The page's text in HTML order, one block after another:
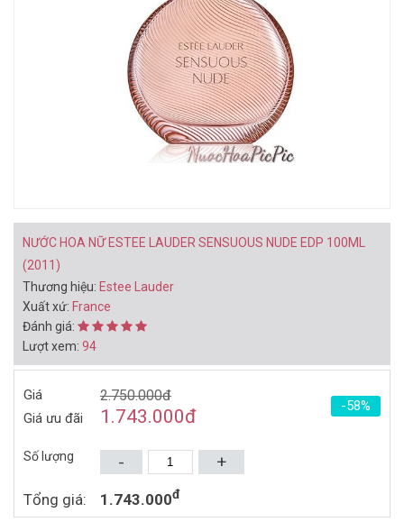
NƯỚC HOA NỮ ESTEE LAUDER SENSUOUS NUDE EDP 100ML
(2011)
Thương hiệu: Estee Lauder
Xuất xứ: France
Đánh giá:
Lượt xem: 94
Giá 2.750.000đ
Giá ưu đãi 1.743.000đ -58%
Số lượng +
-
Tổng giá: 1.743.000đ
BẠN CÓ THỂ THÍCH
BỘ QUÀ TẶNG NƯỚC HOA
Mua ngay
NƯỚC HOA NAM PRADA
LUNA ROSSA EXTREME
Mua ngay
NƯỚC HOA NỮ GUERLAIN
(1989)
3.380.000đ 1.884.000đ
NƯỚC HOA NỮ GUERLAIN
1.364.000đ